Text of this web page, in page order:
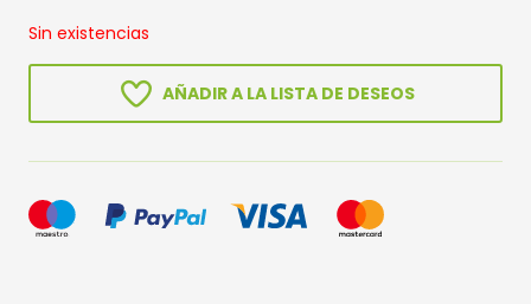
Sin existencias
AÑADIR A LA LISTA DE DESEOS